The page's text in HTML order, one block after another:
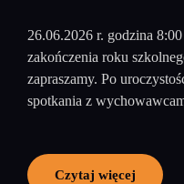
26.06.2026 r. godzina
zakończenia roku
zapraszamy. Po
spotkania z
Czytaj więcej